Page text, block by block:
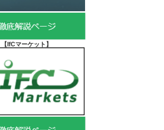
【IfCマーケット 】